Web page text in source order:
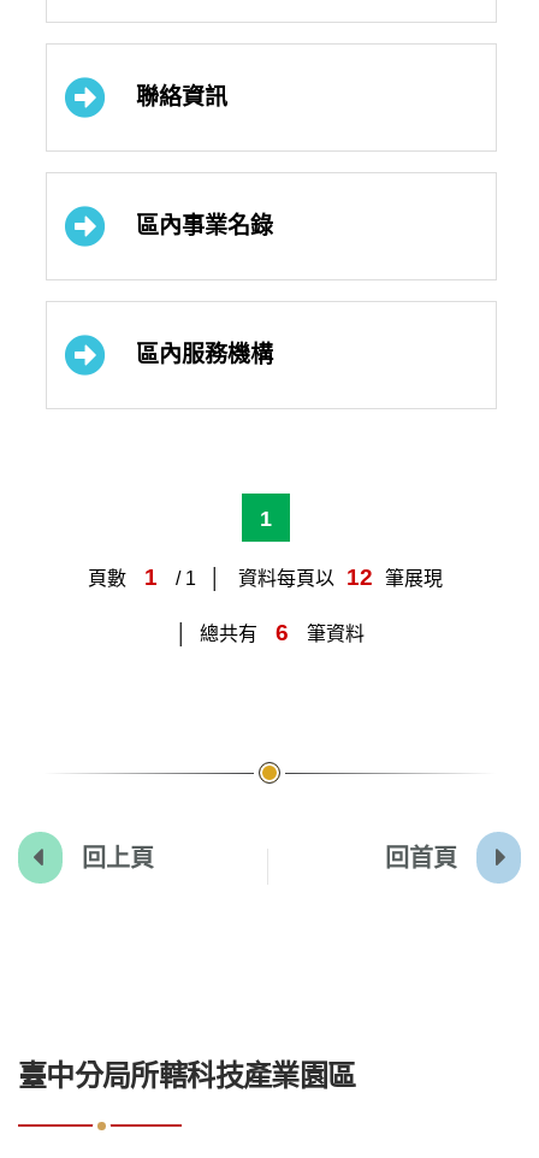
臺中分局所轄科技產業園區
聯絡資訊
區內事業名錄
區內服務機構
1
頁數 1 / 1 資料每頁以 12 筆展現
總共有 6 筆資料
回上頁 回首頁